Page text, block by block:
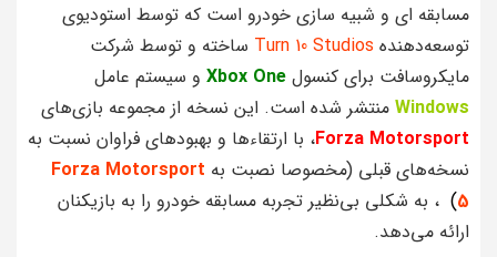
مسابقه‌ ای و شبیه‌ سازی خودرو است که توسط استودیوی
توسعه‌دهنده Turn 10 Studios ساخته و توسط شرکت
مایکروسافت برای کنسول
و سیستم عامل
Windows منتشر شده است. این نسخه از مجموعه بازی‌های
Forza Motorsport، با ارتقاء‌ها و بهبودهای فراوان نسبت به
نسخه‌های قبلی (مخصوصا نصبت به Forza Motorsport
5
) ، به شکلی بی‌نظیر تجربه مسابقه خودرو را به بازیکنان
ارائه می‌دهد.